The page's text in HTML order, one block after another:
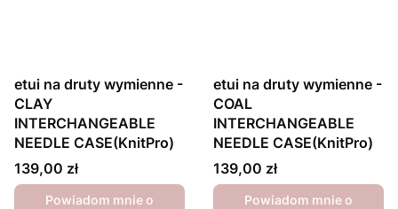
etui na druty wymienne -
CLAY
INTERCHANGEABLE
NEEDLE CASE(KnitPro)
Cena
139,00 zł
Powiadom mnie o
etui na druty wymienne -
COAL
INTERCHANGEABLE
NEEDLE CASE(KnitPro)
Cena
139,00 zł
Powiadom mnie o